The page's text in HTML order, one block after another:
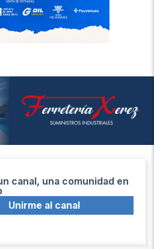
canal, una comunidad en
Unirme al canal